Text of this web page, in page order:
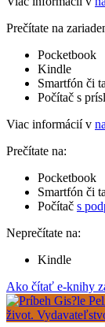
Prečítate na
Pocketbook
Kindle
Smartfón či
Počítač s
Viac informácií v
Prečítate na:
Pocketbook
Smartfón či
Počítač s
Neprečítate na:
Kindle
Ako čítať e-knihy